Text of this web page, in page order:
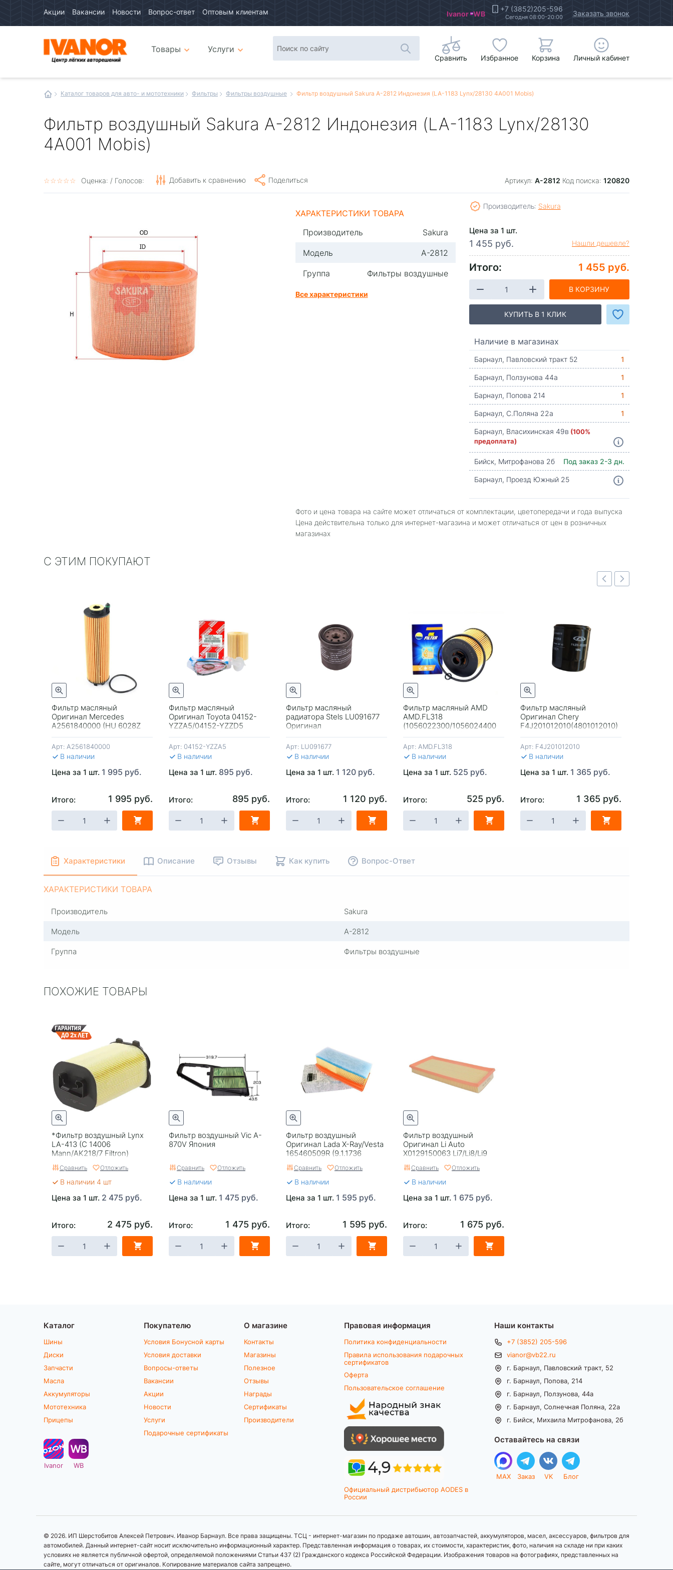
Акции Вакансии Новости Вопрос-ответ Оптовым клиентам Ivanor WB +7 (3852)205-596
Сегодня 08:00-20:00 Заказать звонок
интернетТовары
Услуги
Сравнить Избранное Корзина Личный кабинет
Каталог товаров для авто- и мототехники Фильтры Фильтры воздушные Фильтр воздушный Sakura A-2812 Индонезия (LA-1183 Lynx/28130 4A001 Mobis)
Фильтр воздушный Sakura A-2812 Индонезия (LA-1183 Lynx/28130
4A001 Mobis)
☆☆☆☆☆
★★★★★ Оценка: / Голосов: Добавить к сравнению Поделиться Артикул: A-2812 Код поиска: 120820
ХАРАКТЕРИСТИКИ ТОВАРА
Производитель
Sakura
Модель
A-2812
Группа
Фильтры воздушные
Все характеристики
Производитель: Sakura
Цена за 1 шт.
1 455 руб. Нашли дешевле?
Итого: 1 455 руб.
В КОРЗИНУ
КУПИТЬ В 1 КЛИК
Наличие в магазинах
Барнаул, Павловский тракт 52
1
Барнаул, Ползунова 44а
1
Барнаул, Попова 214
1
Барнаул, С.Поляна 22а
1
Барнаул, Власихинская 49в (100%
предоплата)
Бийск, Митрофанова 2б
Под заказ 2-3 дн.
Барнаул, Проезд Южный 25
Фото и цена товара на сайте может отличаться от комплектации, цветопередачи и года выпуска
Цена действительна только для интернет-магазина и может отличаться от цен в розничных
магазинах
С ЭТИМ ПОКУПАЮТ
Фильтр масляный
Оригинал Mercedes
A2561840000 (HU 6028Z
Арт: A2561840000
В наличии
Цена за 1 шт. 1 995 руб.
Итого: 1 995 руб.
Фильтр масляный
Оригинал Toyota 04152-
YZZA5/04152-YZZD5
Vic)
Арт: 04152-YZZA5
В наличии
Цена за 1 шт. 895 руб.
Итого: 895 руб.
Фильтр масляный
радиатора Stels LU091677
Оригинал
Арт: LU091677
В наличии
Цена за 1 шт. 1 120 руб.
Итого: 1 120 руб.
Фильтр масляный AMD
AMD.FL318
(1056022300/1056024400
до рестайлинга Coolray
Арт: AMD.FL318
В наличии
Цена за 1 шт. 525 руб.
Итого: 525 руб.
Фильтр масляный
Оригинал Chery
F4J201012010(4801012010)
2.0/Omoda C5 1.6/2.0
Арт: F4J201012010
В наличии
Цена за 1 шт. 1 365 руб.
Итого: 1 365 руб.
+ В КОРЗИНУ
Быстрый просмотр
- + В КОРЗИНУ - + В КОРЗИНУ - + В КОРЗИНУ - + В КОРЗИНУ -
Характеристики Описание Отзывы Как купить Вопрос-Ответ
ХАРАКТЕРИСТИКИ ТОВАРА
Производитель
Sakura
Модель
A-2812
Группа
Фильтры воздушные
ПОХОЖИЕ ТОВАРЫ
*Фильтр воздушный Lynx
LA-413 (C 14006
Mann/AK218/7 Filtron)
Сравнить Отложить
В наличии 4 шт
Цена за 1 шт. 2 475 руб.
Итого: 2 475 руб.
Фильтр воздушный Vic A-
870V Япония
Сравнить Отложить
В наличии
Цена за 1 шт. 1 475 руб.
Итого: 1 475 руб.
Фильтр воздушный
Оригинал Lada X-Ray/Vesta
165460509R (9.1.1736
Mann/LF0421 Green)
Сравнить Отложить
В наличии
Цена за 1 шт. 1 595 руб.
Итого: 1 595 руб.
Фильтр воздушный
Оригинал Li Auto
X0129150063 Li7/Li8/Li9
Сравнить Отложить
В наличии
Цена за 1 шт. 1 675 руб.
Итого: 1 675 руб.
Каталог
Шины
Диски
Запчасти
Масла
Аккумуляторы
Мототехника
Прицепы
Ivanor WB
Покупателю
Условия Бонусной карты
Условия доставки
Вопросы-ответы
Вакансии
Акции
Новости
Услуги
Подарочные сертификаты
О магазине
Контакты
Магазины
Полезное
Отзывы
Награды
Сертификаты
Производители
Правовая информация
Политика конфиденциальности
Правила использования подарочных
сертификатов
Оферта
Пользовательское соглашение
Официальный дистрибьютор AODES в
России
Наши контакты
+7 (3852) 205-596
vianor@vb22.ru
г. Барнаул, Павловский тракт, 52
г. Барнаул, Попова, 214
г. Барнаул, Ползунова, 44а
г. Барнаул, Солнечная Поляна, 22а
г. Бийск, Михаила Митрофанова, 2б
Оставайтесь на связи
MAX Заказ VK Блог
© 2026. ИП Шерстобитов Алексей Петрович. Иванор Барнаул. Все права защищены. ТСЦ - интернет-магазин по продаже автошин, автозапчастей, аккумуляторов, масел, аксессуаров, фильтров для
автомобилей. Данный интернет-сайт носит исключительно информационный характер. Представленная информация о товарах, их стоимости, характеристик, фото, наличия на складе ни при каких
условиях не является публичной офертой, определяемой положениями Статьи 437 (2) Гражданского кодекса Российской Федерации. Изображения товаров на фотографиях, представленных на
сайте, могут отличаться от оригиналов. Копирование материалов сайта запрещено.